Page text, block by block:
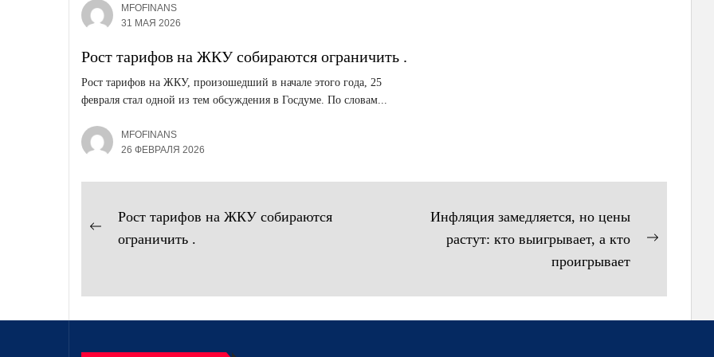
MFOFINANS
31 МАЯ 2026
Рост тарифов на ЖКУ собираются ограничить .
Рост тарифов на ЖКУ, произошедший в начале этого года, 25
февраля стал одной из тем обсуждения в Госдуме. По словам...
MFOFINANS
26 ФЕВРАЛЯ 2026
Навигация
Предыдущая
Рост тарифов на ЖКУ собираются
ограничить .
Инфляция замедляется, но цены
растут: кто выигрывает, а кто
проигрывает